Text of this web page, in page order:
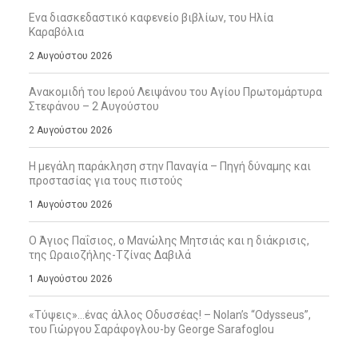
Ενα διασκεδαστικό καφενείο βιβλίων, του Ηλία
Καραβόλια
2 Αυγούστου 2026
Ανακομιδή του Ιερού Λειψάνου του Αγίου Πρωτομάρτυρα
Στεφάνου – 2 Αυγούστου
2 Αυγούστου 2026
Η μεγάλη παράκληση στην Παναγία – Πηγή δύναμης και
προστασίας για τους πιστούς
1 Αυγούστου 2026
Ο Άγιος Παΐσιος, ο Μανώλης Μητσιάς και η διάκρισις,
της Ωραιοζήλης-Τζίνας Δαβιλά
1 Αυγούστου 2026
«Τύψεις»…ένας άλλος Οδυσσέας! – Nolan’s “Odysseus”,
του Γιώργου Σαράφογλου-by George Sarafoglou